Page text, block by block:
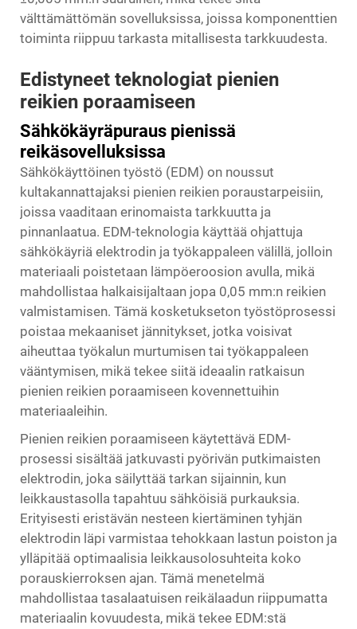
välttämättömän sovelluksissa, joissa komponenttien
toiminta riippuu tarkasta mitallisesta tarkkuudesta.
Edistyneet teknologiat pienien
reikien poraamiseen
Sähkökäyräpuraus pienissä
reikäsovelluksissa
Sähkökäyttöinen työstö (EDM) on noussut
kultakannattajaksi pienien reikien poraustarpeisiin,
joissa vaaditaan erinomaista tarkkuutta ja
pinnanlaatua. EDM-teknologia käyttää ohjattuja
sähkökäyriä elektrodin ja työkappaleen välillä, jolloin
materiaali poistetaan lämpöeroosion avulla, mikä
mahdollistaa halkaisijaltaan jopa 0,05 mm:n reikien
valmistamisen. Tämä kosketukseton työstöprosessi
poistaa mekaaniset jännitykset, jotka voisivat
aiheuttaa työkalun murtumisen tai työkappaleen
vääntymisen, mikä tekee siitä ideaalin ratkaisun
pienien reikien poraamiseen kovennettuihin
materiaaleihin.
Pienien reikien poraamiseen käytettävä EDM-
prosessi sisältää jatkuvasti pyörivän putkimaisten
elektrodin, joka säilyttää tarkan sijainnin, kun
leikkaustasolla tapahtuu sähköisiä purkauksia.
Erityisesti eristävän nesteen kiertäminen tyhjän
elektrodin läpi varmistaa tehokkaan lastun poiston ja
ylläpitää optimaalisia leikkausolosuhteita koko
porauskierroksen ajan. Tämä menetelmä
mahdollistaa tasalaatuisen reikälaadun riippumatta
materiaalin kovuudesta, mikä tekee EDM:stä